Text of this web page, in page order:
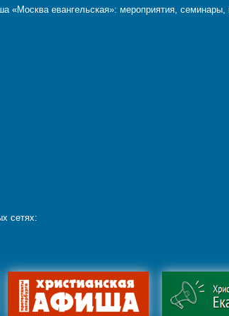
евангельская»: мероприятия, семинары,
сетях: